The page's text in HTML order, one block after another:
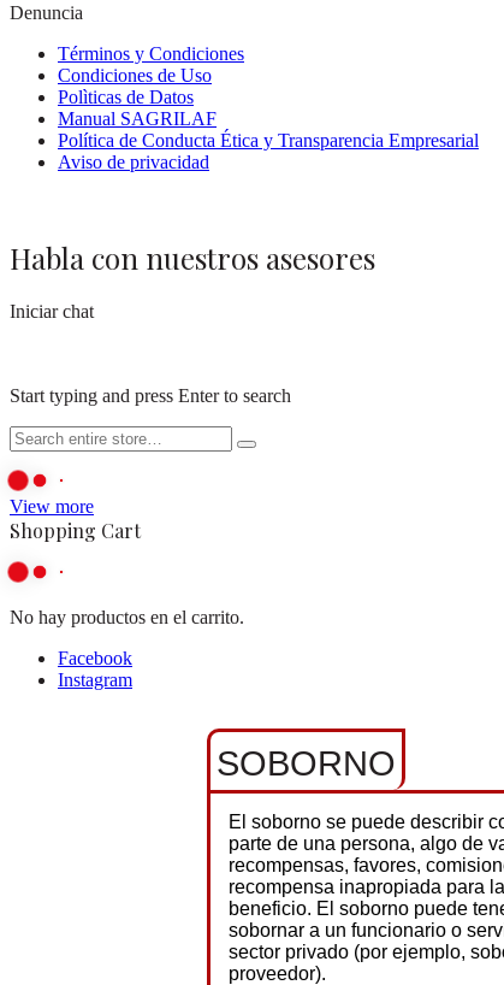
Denuncia
Términos y Condiciones
Condiciones de Uso
Polìticas de Datos
Manual SAGRILAF
Política de Conducta Ética y Transparencia Empresarial
Aviso de privacidad
Habla con nuestros asesores
Iniciar chat
Start typing and press Enter to search
View more
Shopping Cart
No hay productos en el carrito.
Facebook
Instagram
SOBORNO
El soborno se puede describir
parte de una persona, algo de
recompensas, favores,
recompensa inapropiada para
beneficio. El soborno puede
sobornar a un funcionario o
sector privado (por ejemplo,
proveedor).